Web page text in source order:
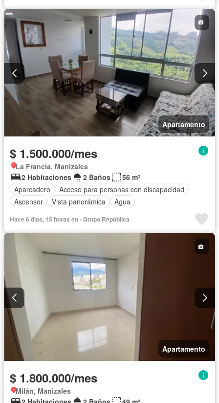
Apartamento
$ 1.500.000/mes
La Francia, Manizales
2 Habitaciones
2 Baños
56 m²
Aparcadero
Acceso para personas con discapacidad
Ascensor
Vista panorámica Agua
Hace 6 días, 15 horas en - Grupo República
Apartamento
$ 1.800.000/mes
Milán, Manizales